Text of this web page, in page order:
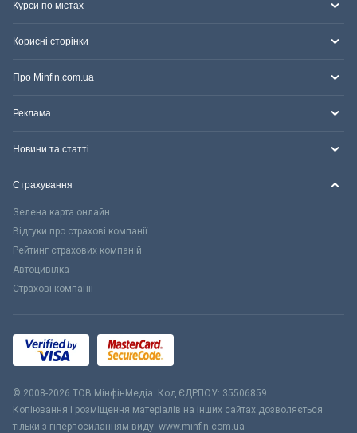
Курси по містах
Корисні сторінки
Про Minfin.com.ua
Реклама
Новини та статті
Страхування
Зелена карта онлайн
Відгуки про страхові компанії
Рейтинг страхових компаній
Автоцивілка
Страхові компанії
© 2008-2026 ТОВ МiнфiнМедiа. Код ЄДРПОУ: 35506859
Копіювання і розміщення матеріалів на інших сайтах дозволяється
тільки з гіперпосиланням виду: www.minfin.com.ua